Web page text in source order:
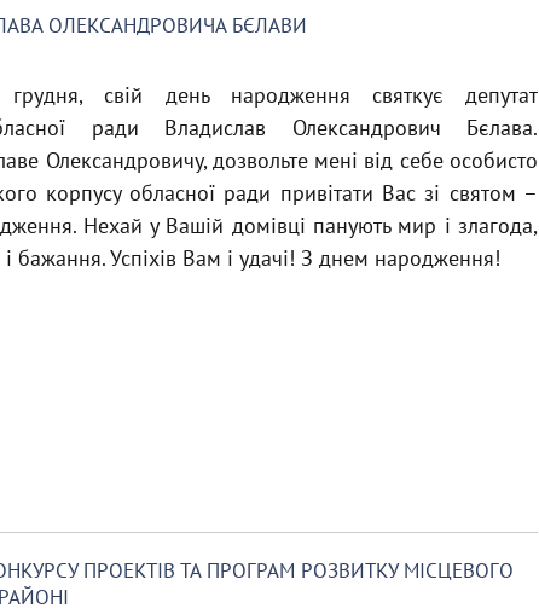
ОЛЕКСАНДРОВИЧА БЄЛАВИ
свій день народження святкує депутат
ради Владислав Олександрович Бєлава.
Олександровичу, дозвольте мені від себе особисто
корпусу обласної ради привітати Вас зі святом –
Нехай у Вашій домівці панують мир і злагода,
і бажання. Успіхів Вам і удачі! З днем народження!
ПРОЕКТІВ ТА ПРОГРАМ РОЗВИТКУ МІСЦЕВОГО